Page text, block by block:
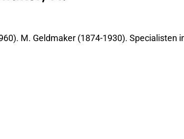
M. Geldmaker (1874-1930). Specialisten